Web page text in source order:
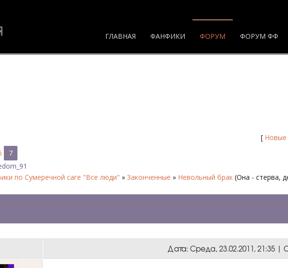
ГЛАВНАЯ ФАНФИКИ ФОРУМ ФОРУМ ФФ
[ Новые
7
по Сумеречной саге "Все люди" » Законченные » Невольный брак (Она - стерва,
Дата: Среда, 23.02.2011, 21:35